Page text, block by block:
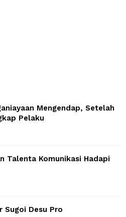
Mengendap, Setelah
Pelaku
Talenta Komunikasi Hadapi
Sugoi Desu Pro